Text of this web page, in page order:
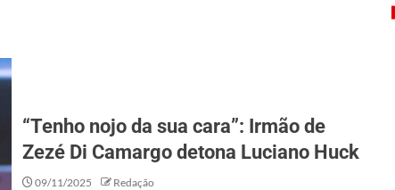
“Tenho nojo da sua cara”: Irmão de
Zezé Di Camargo detona Luciano Huck
09/11/2025 Redação